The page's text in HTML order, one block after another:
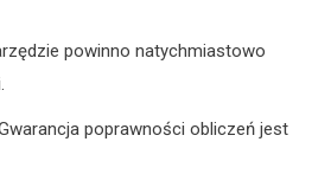
powinno natychmiastowo
poprawności obliczeń jest